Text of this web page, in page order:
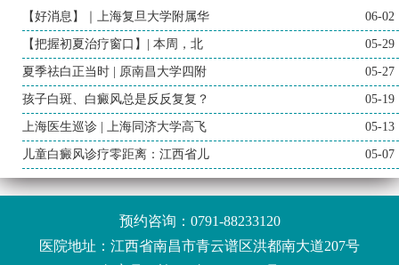
【好消息】｜上海复旦大学附属华 06-02
【把握初夏治疗窗口】| 本周，北 05-29
夏季祛白正当时 | 原南昌大学四附 05-27
孩子白斑、白癜风总是反反复复？ 05-19
上海医生巡诊 | 上海同济大学高飞 05-13
儿童白癜风诊疗零距离：江西省儿 05-07
预约咨询： 0791-88233120
医院地址：江西省南昌市青云谱区洪都南大道207号